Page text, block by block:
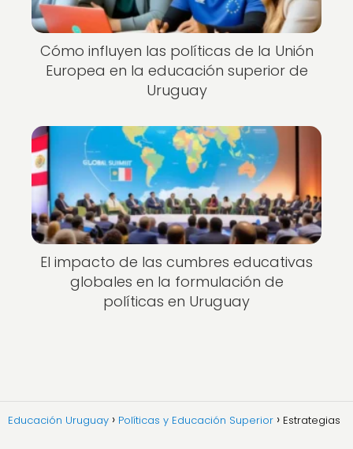
Cómo influyen las políticas de la Unión
Europea en la educación superior de
Uruguay
El impacto de las cumbres educativas
globales en la formulación de
políticas en Uruguay
Educación Uruguay Políticas y Educación Superior Estrategias